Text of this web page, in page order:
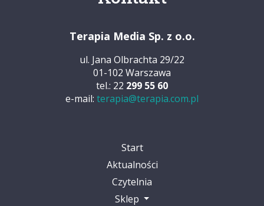
Terapia Media Sp. z o.o.
ul. Jana Olbrachta 29/22
01-102 Warszawa
tel.: 22 299 55 60
e-mail: terapia@terapia.com.pl
Start
Aktualności
Czytelnia
Sklep